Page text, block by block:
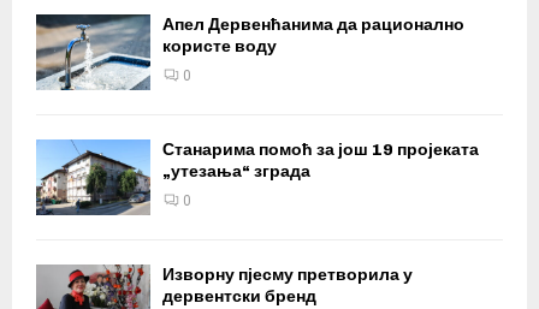
Апел Дервенћанима да рационално
користе воду
0
Станарима помоћ за још 19 пројеката
„утезања“ зграда
0
Изворну пјесму претворила у
дервентски бренд